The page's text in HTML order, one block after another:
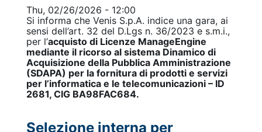
Thu, 02/26/2026 - 12:00
Si informa che Venis S.p.A. indice una gara, ai
sensi dell’art. 32 del D.Lgs n. 36/2023 e s.m.i.,
per l’acquisto di Licenze ManageEngine
mediante il ricorso al sistema Dinamico di
Acquisizione della Pubblica Amministrazione
(SDAPA) per la fornitura di prodotti e servizi
per l’informatica e le telecomunicazioni – ID
2681, CIG BA98FAC684.
Selezione interna per